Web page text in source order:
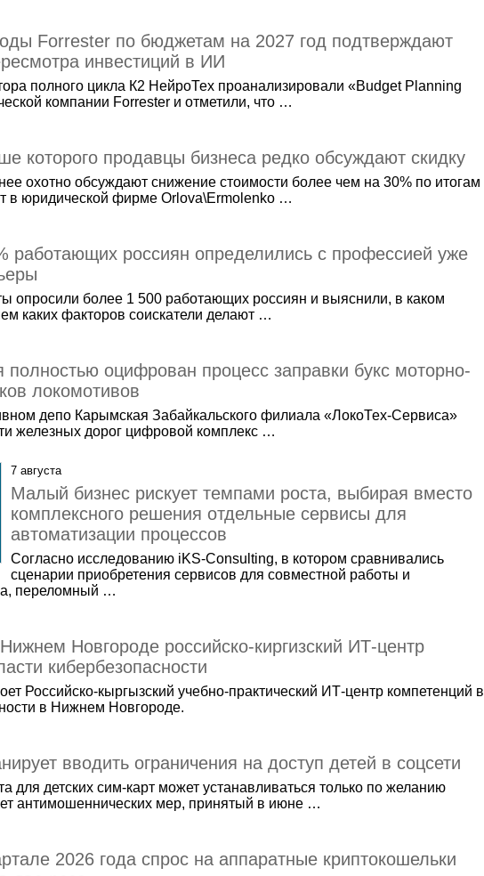
Forrester по бюджетам на 2027 год подтверждают
инвестиций в ИИ
полного цикла К2 НейроТех проанализировали «Budget Planning
компании Forrester и отметили, что …
которого продавцы бизнеса редко обсуждают скидку
охотно обсуждают снижение стоимости более чем на 30% по итогам
в юридической фирме Orlova\Ermolenko …
работающих россиян определились с профессией уже
опросили более 1 500 работающих россиян и выяснили, в каком
каких факторов соискатели делают …
оцифрован процесс заправки букс моторно-
локомотивов
депо Карымская Забайкальского филиала «ЛокоТех-Сервиса»
железных дорог цифровой комплекс …
7 августа
Малый бизнес рискует темпами роста, выбирая вместо
комплексного решения отдельные сервисы для
автоматизации процессов
Согласно исследованию iKS-Consulting, в котором сравнивались
сценарии приобретения сервисов для совместной работы и
переломный …
Новгороде российско-киргизский ИТ-центр
кибербезопасности
Российско-кыргызский учебно-практический ИТ-центр компетенций в
в Нижнем Новгороде.
вводить ограничения на доступ детей в соцсети
для детских сим-карт может устанавливаться только по желанию
антимошеннических мер, принятый в июне …
2026 года спрос на аппаратные криптокошельки